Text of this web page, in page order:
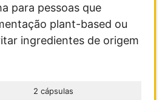
para pessoas que
plant-based ou
ingredientes de origem
2 cápsulas